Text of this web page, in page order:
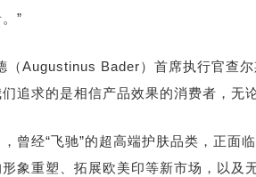
”
（Augustinus Bader）首席执行官查
追求的是相信产品效果的消费者，无
曾经“飞驰”的超高端护肤品类，正面
象重塑、拓展欧美印等新市场，以及